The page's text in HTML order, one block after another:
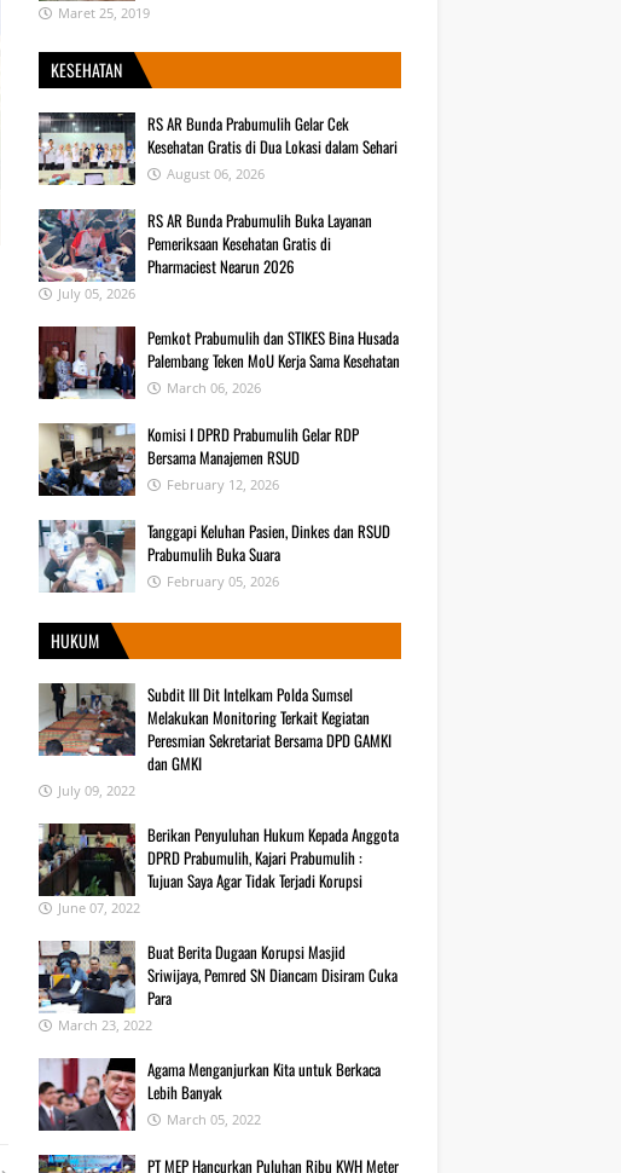
Maret 25, 2019
KESEHATAN
RS AR Bunda Prabumulih Gelar Cek
Kesehatan Gratis di Dua Lokasi dalam Sehari
August 06, 2026
RS AR Bunda Prabumulih Buka Layanan
Pemeriksaan Kesehatan Gratis di
Pharmaciest Nearun 2026
July 05, 2026
Pemkot Prabumulih dan STIKES Bina Husada
Palembang Teken MoU Kerja Sama Kesehatan
March 06, 2026
Komisi I DPRD Prabumulih Gelar RDP
Bersama Manajemen RSUD
February 12, 2026
Tanggapi Keluhan Pasien, Dinkes dan RSUD
Prabumulih Buka Suara
February 05, 2026
HUKUM
Subdit III Dit Intelkam Polda Sumsel
Melakukan Monitoring Terkait Kegiatan
Peresmian Sekretariat Bersama DPD GAMKI
dan GMKI
July 09, 2022
Berikan Penyuluhan Hukum Kepada Anggota
DPRD Prabumulih, Kajari Prabumulih :
Tujuan Saya Agar Tidak Terjadi Korupsi
June 07, 2022
Buat Berita Dugaan Korupsi Masjid
Sriwijaya, Pemred SN Diancam Disiram Cuka
Para
March 23, 2022
Agama Menganjurkan Kita untuk Berkaca
Lebih Banyak
March 05, 2022
PT MEP Hancurkan Puluhan Ribu KWH Meter